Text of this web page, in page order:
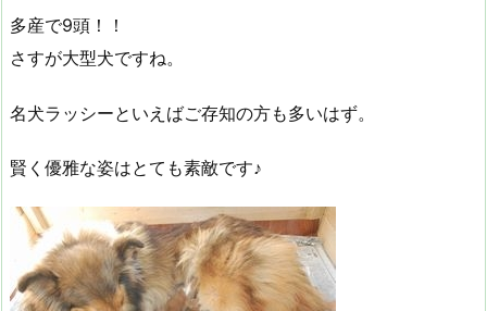
多産で9頭！！
さすが大型犬ですね。
名犬ラッシーといえばご存知の方も多いはず。
賢く優雅な姿はとても素敵です♪